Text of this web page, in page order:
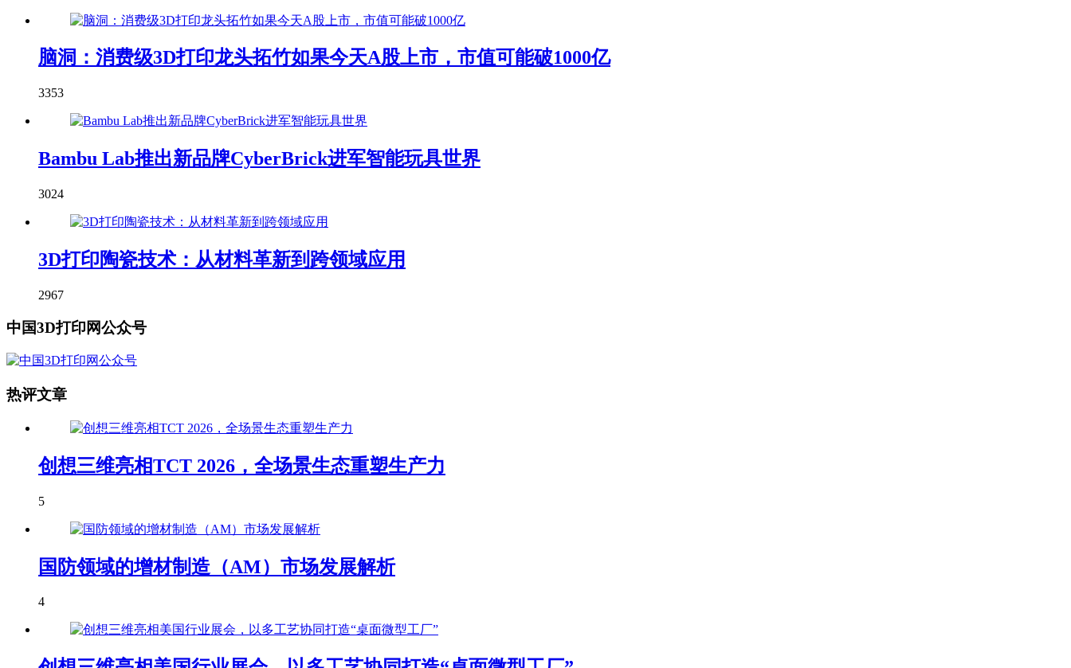
脑洞：消费级3D打印龙头拓竹如果今天A股上市，市值可能破1000亿
3353
Bambu Lab推出新品牌CyberBrick进军智能玩具世界
3024
3D打印陶瓷技术：从材料革新到跨领域应用
2967
中国3D打印网公众号
热评文章
创想三维亮相TCT 2026，全场景生态重塑生产力
5
国防领域的增材制造（AM）市场发展解析
4